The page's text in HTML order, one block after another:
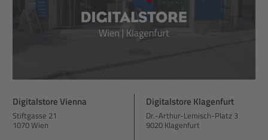
Digitalstore Vienna
Stiftgasse 21
1070 Wien
Digitalstore Klagenfurt
Dr.-Arthur-Lemisch-Platz 3
9020 Klagenfurt